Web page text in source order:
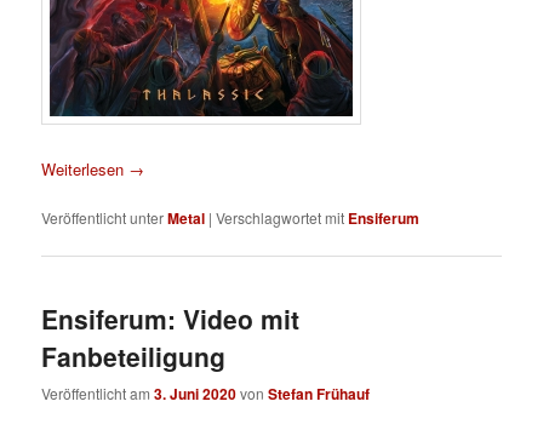
Weiterlesen →
Veröffentlicht unterMetal |Verschlagwortet mit Ensiferum
Ensiferum: Video mit
Fanbeteiligung
Veröffentlicht am3. Juni 2020vonStefan Frühauf